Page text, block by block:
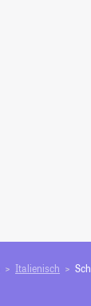
Italienisch